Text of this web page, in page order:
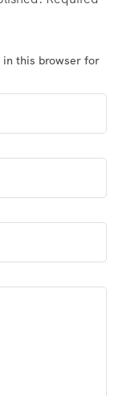
in this browser for